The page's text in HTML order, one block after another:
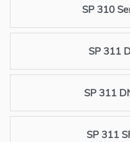
SP 310
SP 311
SP 311
SP 311